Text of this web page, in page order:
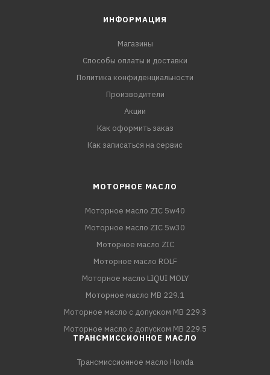
ИНФОРМАЦИЯ
Магазины
Способы оплаты и доставки
Политика конфиденциальности
Производители
Акции
Как оформить заказ
Как записаться на сервис
МОТОРНОЕ МАСЛО
Моторное масло ZIC 5w40
Моторное масло ZIC 5w30
Моторное масло ZIC
Моторное масло ROLF
Моторное масло LIQUI MOLY
Моторное масло MB 229.1
Моторное масло с допуском MB 229.3
Моторное масло с допуском MB 229.5
ТРАНСМИССИОННОЕ МАСЛО
Трансмиссионное масло Honda